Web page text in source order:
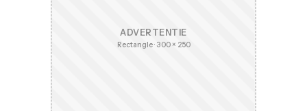
ADVERTENTIE
Rectangle · 300 × 250